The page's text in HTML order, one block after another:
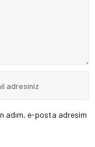
adım, e-posta adresim